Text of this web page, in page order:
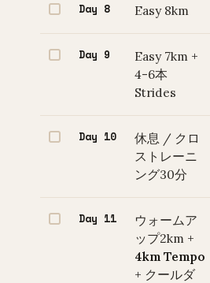
Day 8 Easy 8km
Day 9
Easy 7km +
4-6本
Strides
Day 10
休息 / クロ
ストレーニ
ング30分
Day 11
ウォームア
ップ2km +
4km Tempo
+ クールダ